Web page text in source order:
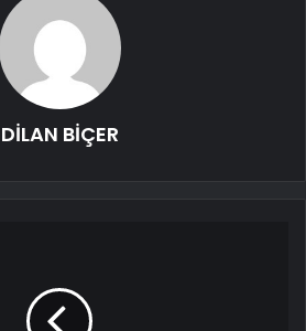
DİLAN BİÇER